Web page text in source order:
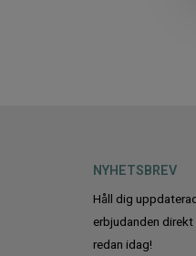
NYHETSBREV
Håll dig
erbjudanden
redan idag!